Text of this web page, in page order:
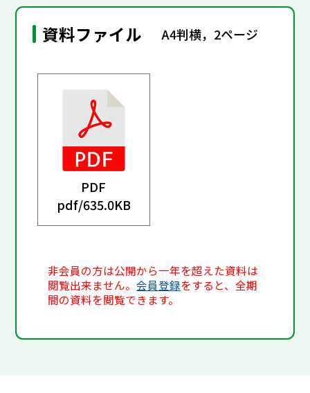
資料ファイル A4判横，2ページ
PDF
pdf/635.0KB
非会員の方は公開から一年を超えた資料は
閲覧出来ません。会員登録をすると、全期
間の資料を閲覧できます。